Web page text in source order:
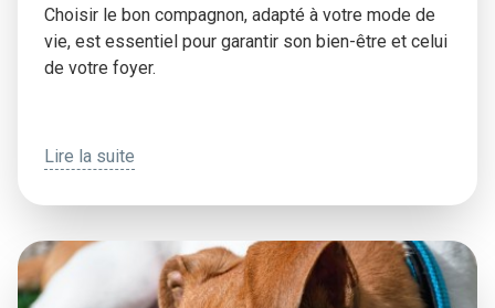
Choisir le bon compagnon, adapté à votre mode de
vie, est essentiel pour garantir son bien-être et celui
de votre foyer.
Lire la suite